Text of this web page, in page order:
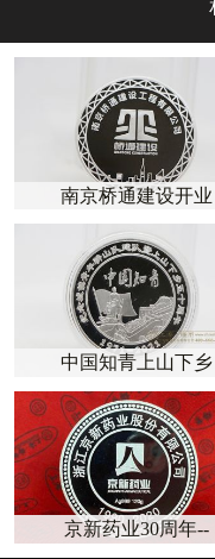
南京桥通建设开业
庆典纪念【银币定
制】
中国知青上山下乡
五十周年纪念银币
【上山下
京新药业30周年--